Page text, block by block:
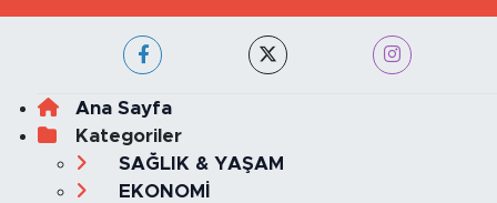
Ana Sayfa
Kategoriler
SAĞLIK & YAŞAM
EKONOMİ